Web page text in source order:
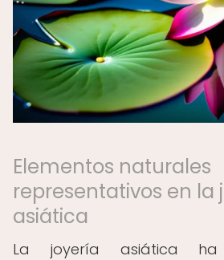
Elementos naturales
representativos en la
asiática
La joyería asiática ha